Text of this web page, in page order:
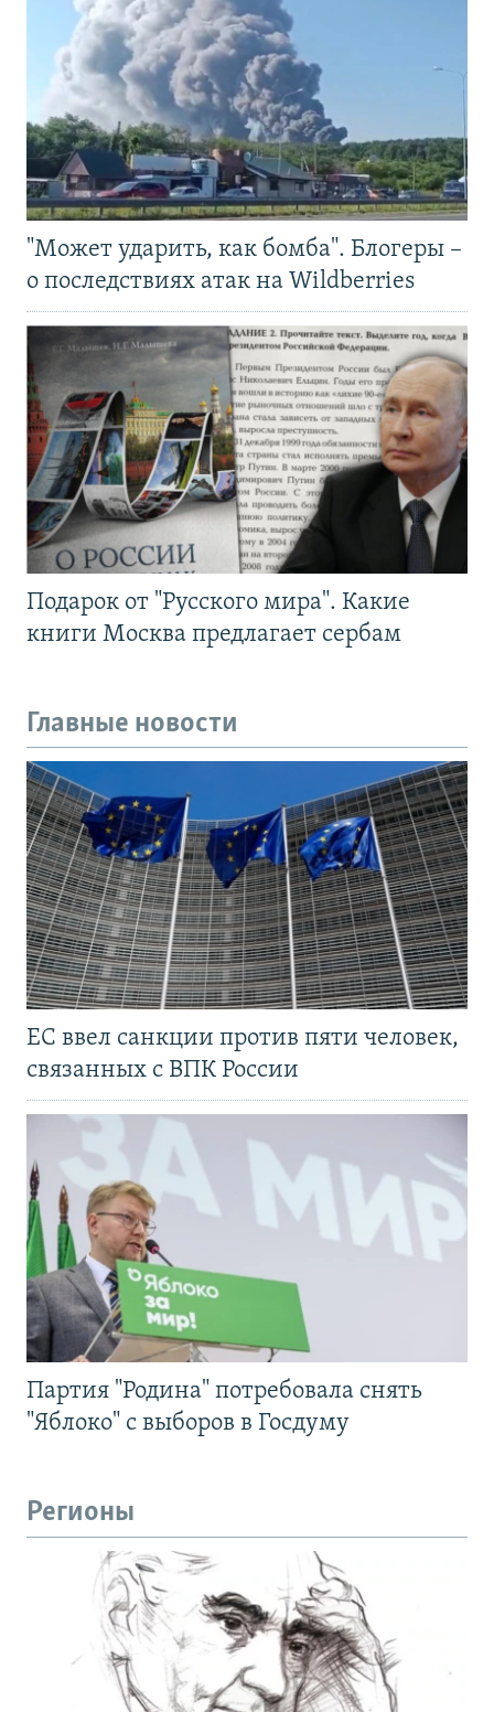
"Может ударить, как бомба". Блогеры –
о последствиях атак на Wildberries
Подарок от "Русского мира". Какие
книги Москва предлагает сербам
Главные новости
ЕС ввел санкции против пяти человек,
связанных с ВПК России
Партия "Родина" потребовала снять
"Яблоко" с выборов в Госдуму
Регионы